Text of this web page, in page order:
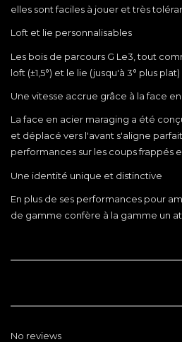
elles sont faciles à jouer et très
Loft et lie personnalisables
Les bois de parcours G Le3, tout
loft (±1,5°) et le lie (jusqu'à 3° plus
Une vitesse accrue grâce à la face
La face en acier maraging a été
et déplacé vers l'avant s'aligne
performances sur les coups frappés
Une identité unique et distinctive
En plus de ses performances pour
de gamme confère à la gamme un
No reviews